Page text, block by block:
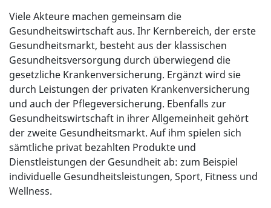
Viele Akteure machen gemeinsam die
Gesundheitswirtschaft aus. Ihr Kernbereich, der erste
Gesundheitsmarkt, besteht aus der klassischen
Gesundheitsversorgung durch überwiegend die
gesetzliche Krankenversicherung. Ergänzt wird sie
durch Leistungen der privaten Krankenversicherung
und auch der Pflegeversicherung. Ebenfalls zur
Gesundheitswirtschaft in ihrer Allgemeinheit gehört
der zweite Gesundheitsmarkt. Auf ihm spielen sich
sämtliche privat bezahlten Produkte und
Dienstleistungen der Gesundheit ab: zum Beispiel
individuelle Gesundheitsleistungen, Sport, Fitness und
Wellness.